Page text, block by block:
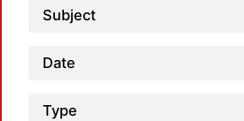
Subject
Date
Type